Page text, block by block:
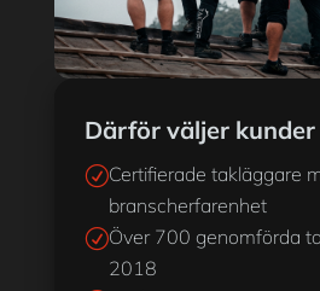
Därför väljer kunder
RCertifierade takläggare
branscherfarenhet
RÖver 700 genomförda
2018